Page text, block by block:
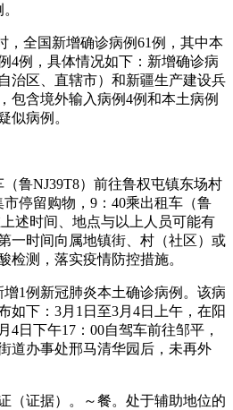
，全国新增确诊病例61例，其中本
4例，具体情况如下：新增确诊病
治区、直辖市）和新疆生产建设兵
包含境外输入病例4例和本土病例
似病例。
（鲁NJ39T8）前往鲁权屯镇东场村
停留购物，9：40乘出租车（鲁
述时间、地点与以上人员可能有
一时间向属地镇街、村（社区）或
检测，落实疫情防控措施。
增1例新冠肺炎本土确诊病例。该病
如下：3月1日至3月4日上午，在阳
4日下午17：00自驾车前往邹平，
道办事处邢马清华园后，未再外
（证据）。～餐。处于辅助地位的